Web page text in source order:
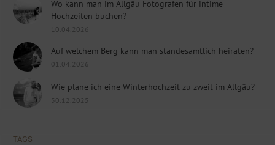
Wo kann man im Allgäu Fotografen für intime
Hochzeiten buchen?
10.04.2026
Auf welchem Berg kann man standesamtlich heiraten?
01.04.2026
Wie plane ich eine Winterhochzeit zu zweit im Allgäu?
30.12.2025
TAGS